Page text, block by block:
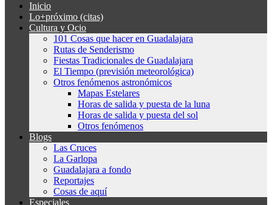
Inicio
Lo+próximo (citas)
Cultura y Ocio
101 Cosas que hacer en Guadalajara
Rutas de Senderismo
Fiestas Tradicionales de Guadalajara
El Tiempo (previsión meteorológica)
Otros fenómenos astronómicos
Mapas Estelares
Horas de salida y puesta de la luna
Horas de salida y puesta del sol
Otros fenómenos
Blogs
Las Cruces
La Garlopa
Guadalajara a fondo
Reportajes
Cosas de aquí
Especiales